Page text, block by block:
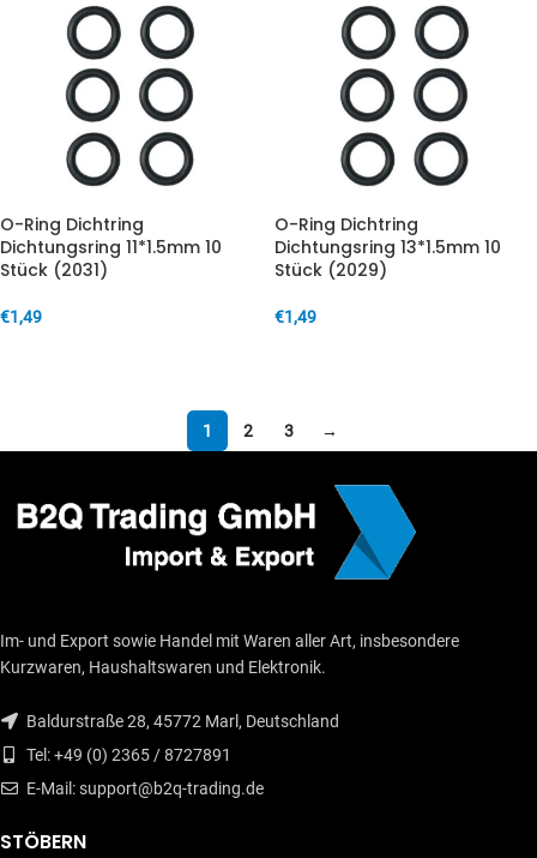
O-Ring Dichtring
Dichtungsring 11*1.5mm 10
Stück (2031)
€1,49
O-Ring Dichtring
Dichtungsring 13*1.5mm 10
Stück (2029)
€1,49
1 2 3 →
Im- und Export sowie Handel mit Waren aller Art, insbesondere
Kurzwaren, Haushaltswaren und Elektronik.
Baldurstraße 28, 45772 Marl, Deutschland
Tel: +49 (0) 2365 / 8727891
E-Mail: support@b2q-trading.de
STÖBERN